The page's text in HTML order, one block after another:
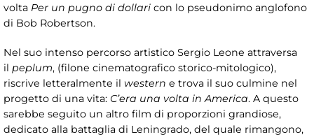
volta Per un pugno di dollari con lo pseudonimo anglofono
di Bob Robertson.
Nel suo intenso percorso artistico Sergio Leone attraversa
il peplum, (filone cinematografico storico-mitologico),
riscrive letteralmente il western e trova il suo culmine nel
progetto di una vita: C’era una volta in America. A questo
sarebbe seguito un altro film di proporzioni grandiose,
dedicato alla battaglia di Leningrado, del quale rimangono,